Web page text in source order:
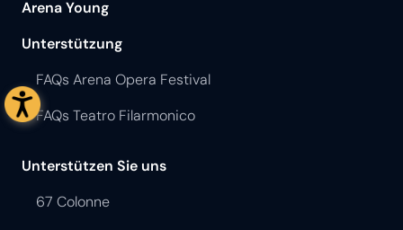
Alle aufführungen
Vergangenen Saisons
Unsere Künstler
Pressebereich
Arena Young
Unterstützung